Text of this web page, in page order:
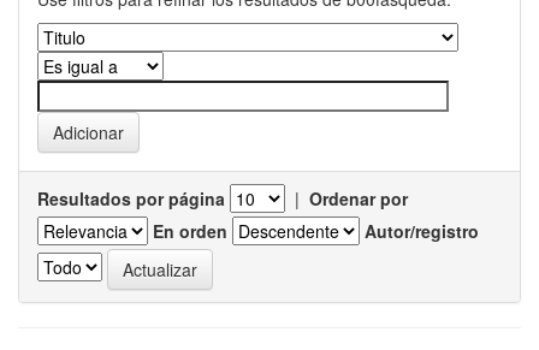
Resultados por página | Ordenar por
En orden
Autor/registro